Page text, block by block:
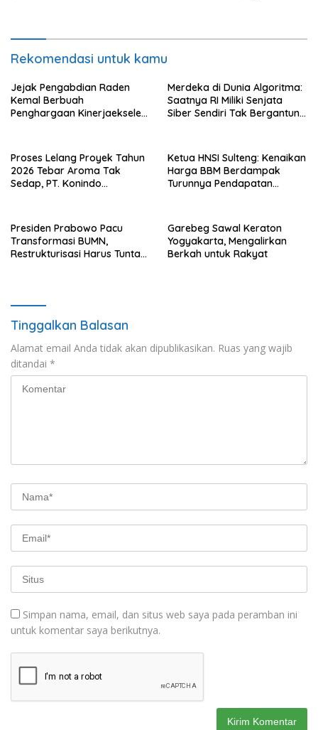
Rekomendasi untuk kamu
Jejak Pengabdian Raden
Kemal Berbuah
Penghargaan Kinerjaekselen
Merdeka di Dunia Algoritma:
Saatnya RI Miliki Senjata
Siber Sendiri Tak Bergantung
Proses Lelang Proyek Tahun
2026 Tebar Aroma Tak
Sedap, PT. Konindo
Ketua HNSI Sulteng: Kenaikan
Harga BBM Berdampak
Turunnya Pendapatan
Presiden Prabowo Pacu
Transformasi BUMN,
Restrukturisasi Harus Tuntas
Garebeg Sawal Keraton
Yogyakarta, Mengalirkan
Berkah untuk Rakyat
Tinggalkan Balasan
Alamat email Anda tidak akan dipublikasikan. Ruas yang wajib
ditandai *
Simpan nama, email, dan situs web saya pada peramban ini
untuk komentar saya berikutnya.